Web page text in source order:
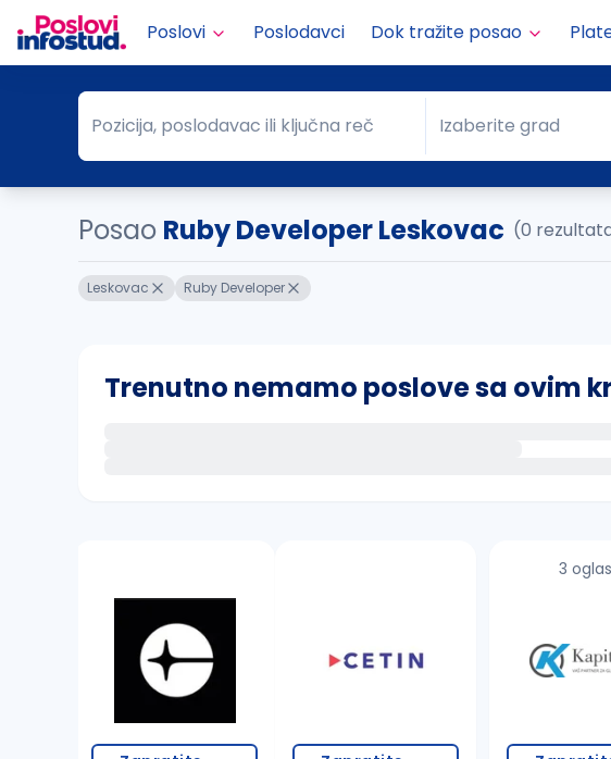
Poslovi Poslodavci Dok tražite posao
Pozicija, poslodavac ili ključna reč
Pozicija, poslodavac ili ključna reč Grad
Izaberite grad
Posao Ruby Developer Leskovac (0
Leskovac Ruby Developer
Trenutno nemamo poslove sa ovim
proverite pravopisne greške (koristite č, ć, š, đ, ž, dž)
povećajte radijus za odabrani grad
3